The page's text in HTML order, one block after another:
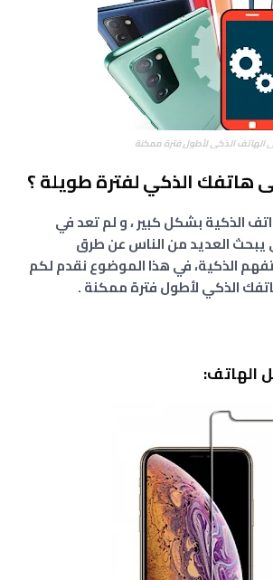
الهاتف الذكي لأطول فترة ممكنة
هاتفك الذكي لفترة طويلة ؟
الذكية بشكل كبير ، و لم تعد في
يبحث العديد من الناس عن طرق
الذكية، في هذا الموضوع نقدم لكم
الذكي لأطول فترة ممكنة .
الهاتف: